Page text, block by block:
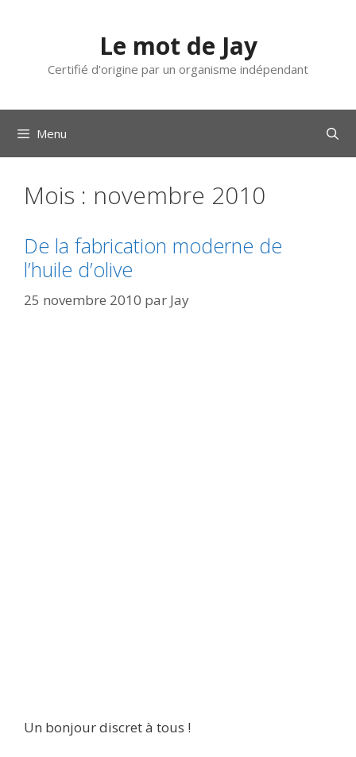
Le mot de Jay
Certifié d'origine par un organisme indépendant
Menu
Mois : novembre 2010
De la fabrication moderne de
l’huile d’olive
25 novembre 2010 par Jay
Un bonjour discret à tous !